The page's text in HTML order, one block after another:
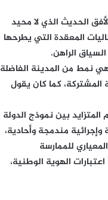
الحديث الذي لا محيد
المعقدة التي يطرحها
الراهن.
نمط من المدينة الفاضلة
المشتركة، كما كان يقول
بين نموذج الدولة
مندمجة وأحادية،
للممارسة
الهوية الوطنية،